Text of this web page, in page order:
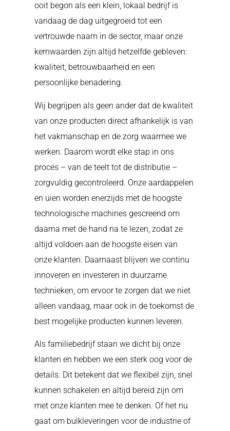
ooit begon als een klein, lokaal bedrijf is
vandaag de dag uitgegroeid tot een
vertrouwde naam in de sector, maar onze
kernwaarden zijn altijd hetzelfde gebleven:
kwaliteit, betrouwbaarheid en een
persoonlijke benadering.
Wij begrijpen als geen ander dat de kwaliteit
van onze producten direct afhankelijk is van
het vakmanschap en de zorg waarmee we
werken. Daarom wordt elke stap in ons
proces – van de teelt tot de distributie –
zorgvuldig gecontroleerd. Onze aardappelen
en uien worden enerzijds met de hoogste
technologische machines gescreend om
daarna met de hand na te lezen, zodat ze
altijd voldoen aan de hoogste eisen van
onze klanten. Daarnaast blijven we continu
innoveren en investeren in duurzame
technieken, om ervoor te zorgen dat we niet
alleen vandaag, maar ook in de toekomst de
best mogelijke producten kunnen leveren.
Als familiebedrijf staan we dicht bij onze
klanten en hebben we een sterk oog voor de
details. Dit betekent dat we flexibel zijn, snel
kunnen schakelen en altijd bereid zijn om
met onze klanten mee te denken. Of het nu
gaat om bulkleveringen voor de industrie of